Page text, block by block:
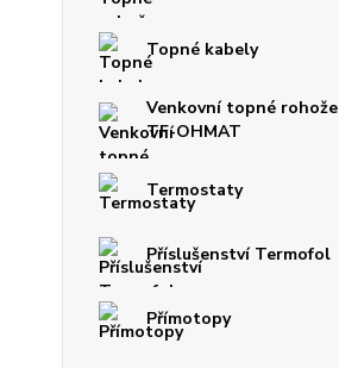
Topné kabely
Venkovní topné rohože
TF-OHMAT
Termostaty
Příslušenství Termofol
Přímotopy